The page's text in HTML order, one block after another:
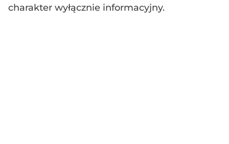
charakter wyłącznie informacyjny.